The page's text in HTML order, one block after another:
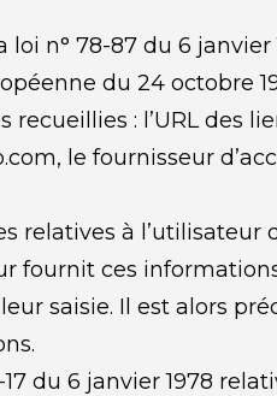
n° 78-87 du 6 janvier
du 24 octobre
: l’URL des
le fournisseur
relatives à l’utilisateur
fournit ces
saisie. Il est alors
du 6 janvier 1978